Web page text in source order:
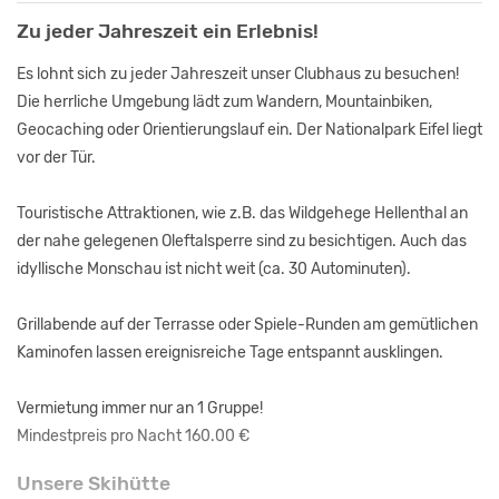
Zu jeder Jahreszeit ein Erlebnis!
Es lohnt sich zu jeder Jahreszeit unser Clubhaus zu besuchen!
Die herrliche Umgebung lädt zum Wandern, Mountainbiken,
Geocaching oder Orientierungslauf ein. Der Nationalpark Eifel liegt
vor der Tür.
Touristische Attraktionen, wie z.B. das Wildgehege Hellenthal an
der nahe gelegenen Oleftalsperre sind zu besichtigen. Auch das
idyllische Monschau ist nicht weit (ca. 30 Autominuten).
Grillabende auf der Terrasse oder Spiele-Runden am gemütlichen
Kaminofen lassen ereignisreiche Tage entspannt ausklingen.
Vermietung immer nur an 1 Gruppe!
Mindestpreis pro Nacht 160.00 €
Unsere Skihütte